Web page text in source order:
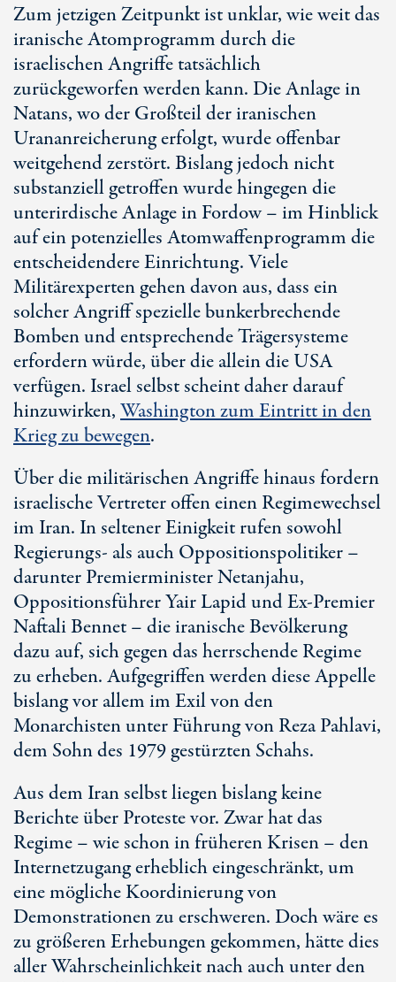
Zum jetzigen Zeitpunkt ist unklar, wie weit das
iranische Atomprogramm durch die
israelischen Angriffe tatsächlich
zurückgeworfen werden kann. Die Anlage in
Natans, wo der Großteil der iranischen
Urananreicherung erfolgt, wurde offenbar
weitgehend zerstört. Bislang jedoch nicht
substanziell getroffen wurde hingegen die
unterirdische Anlage in Fordow – im Hinblick
auf ein potenzielles Atomwaffenprogramm die
entscheidendere Einrichtung. Viele
Militärexperten gehen davon aus, dass ein
solcher Angriff spezielle bunkerbrechende
Bomben und entsprechende Trägersysteme
erfordern würde, über die allein die USA
verfügen. Israel selbst scheint daher darauf
hinzuwirken,Washington zum Eintritt in den
Krieg zu bewegen.
Über die militärischen Angriffe hinaus fordern
israelische Vertreter offen einen Regimewechsel
im Iran. In seltener Einigkeit rufen sowohl
Regierungs- als auch Oppositionspolitiker –
darunter Premierminister Netanjahu,
OppositionsführerYair LapidundEx-Premier
Naftali Bennet – die iranische Bevölkerung
dazu auf, sich gegen das herrschende Regime
zu erheben. Aufgegriffen werden diese Appelle
bislang vor allem im Exil von den
Monarchisten unter Führung von Reza Pahlavi,
dem Sohn des 1979 gestürzten Schahs.
Aus dem Iran selbst liegen bislang keine
Berichte über Proteste vor. Zwar hat das
Regime – wie schon in früheren Krisen – den
Internetzugang erheblich eingeschränkt, um
eine mögliche Koordinierung von
Demonstrationen zu erschweren. Doch wäre es
zu größeren Erhebungen gekommen, hätte dies
aller Wahrscheinlichkeit nach auch unter den